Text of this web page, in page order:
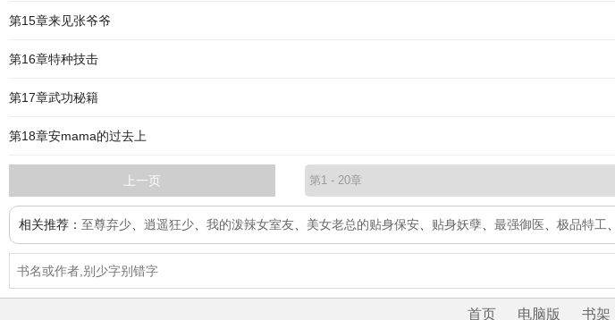
第15章来见张爷爷
第16章特种技击
第17章武功秘籍
第18章安mama的过去上
上一页
相关推荐： 至尊弃少 逍遥狂少 我的泼辣女室友 美女老总的贴身保安 贴身妖孽 最强御医 极品特工
首页 电脑版 书架